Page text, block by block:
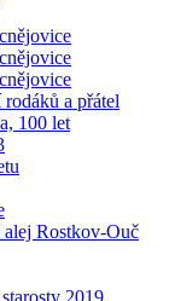
a přátel
100 let
alej Rostkov-Ouč
2019